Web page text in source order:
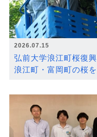
2026.07.15
弘前大学浪江町桜復
浪江町・富岡町の桜